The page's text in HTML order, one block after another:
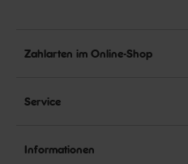
Zahlarten im Online-Shop
Service
Informationen